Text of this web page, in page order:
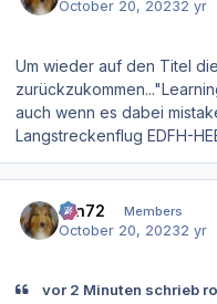
October 20, 20232 yr
Um wieder auf den Titel
auch wenn es dabei
Langstreckenflug EDFH-
ron72 Members
October 20, 20232 yr
vor 2 Minuten schrieb